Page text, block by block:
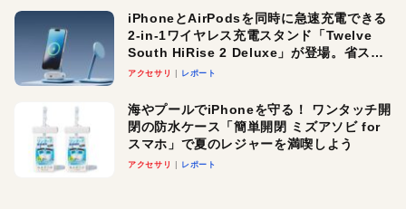
iPhoneとAirPodsを同時に急速充電できる
2-in-1ワイヤレス充電スタンド「Twelve
South HiRise 2 Deluxe」が登場。省スペ
ースでおしゃれに充電したい人にオスス
アクセサリ レポート
海やプールでiPhoneを守る！ ワンタッチ開
閉の防水ケース「簡単開閉 ミズアソビ for
スマホ」で夏のレジャーを満喫しよう
アクセサリ レポート